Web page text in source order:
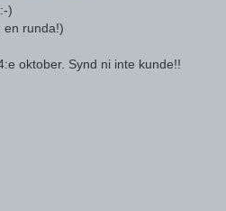
)
en runda!)
oktober. Synd ni inte kunde!!